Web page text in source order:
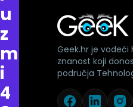
u
z
m
i
4
Geek.hr je
znanost koji
područja